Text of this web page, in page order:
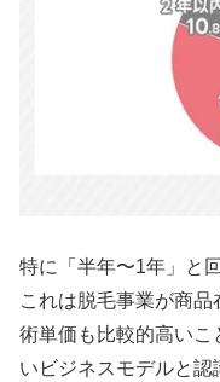
特に「半年〜1年」と
これは脱毛事業が商
術単価も比較的高い
いビジネスモデルと認